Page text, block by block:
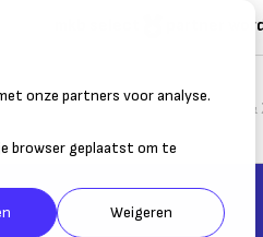
onze partners voor analyse.
browser geplaatst om te
Weigeren
partner
Starten &